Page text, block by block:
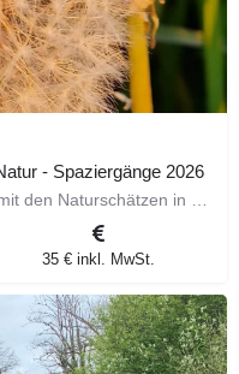
- Spaziergänge 2026
35 € inkl. MwSt.